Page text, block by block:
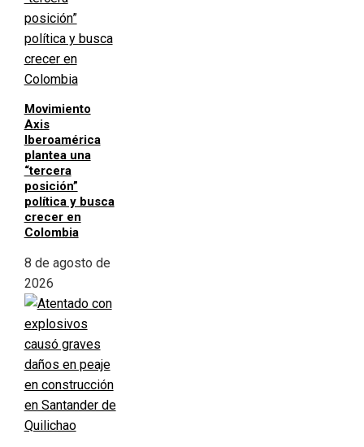
Movimiento
Axis
Iberoamérica
plantea una
“tercera
posición”
política y busca
crecer en
Colombia
8 de agosto de
2026